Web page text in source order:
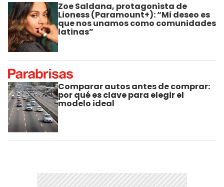
Zoe Saldana, protagonista de
Lioness (Paramount+): “Mi deseo es
que nos unamos como comunidades
latinas”
Comparar autos antes de comprar:
por qué es clave para elegir el
modelo ideal